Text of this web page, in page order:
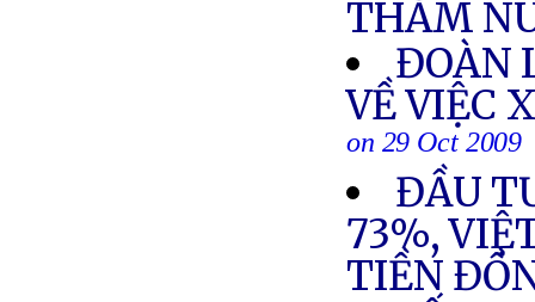
THĂM
ĐOÀN
VỀ VIỆC
on 29 Oct 2009
ĐẦU
73%,
TIỀN